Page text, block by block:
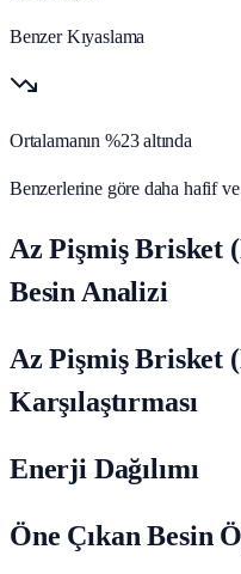
Benzer Kıyaslama
Ortalamanın %23 altında
Benzerlerine göre daha hafif
Az Pişmiş Brisket
Besin Analizi
Az Pişmiş Brisket
Karşılaştırması
Enerji Dağılımı
Öne Çıkan Besin